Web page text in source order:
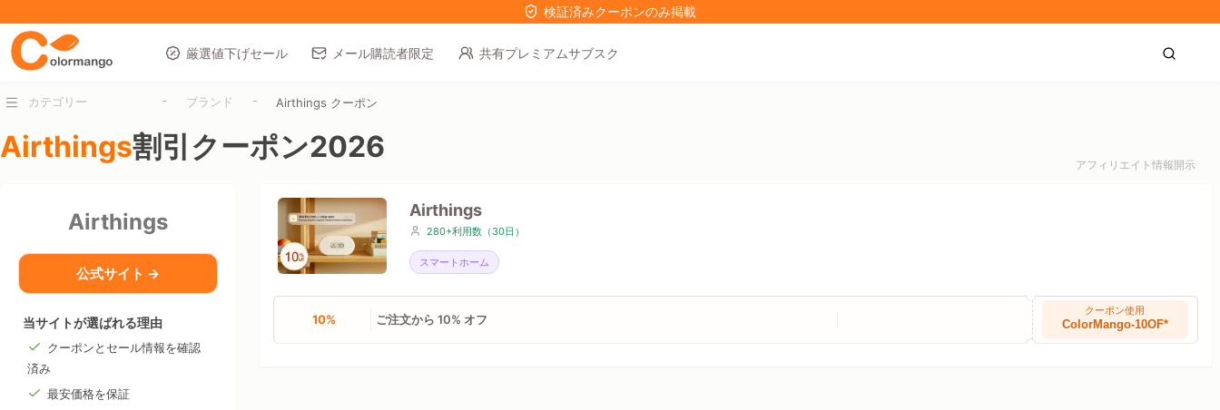
検証済みクーポンのみ掲載
厳選値下げセール メール購読者限定 共有プレミアムサブスク
カテゴリー - ブランド - Airthings クーポン
Airthings割引クーポン2026
アフィリエイト情報開示
Airthings
公式サイト →
当サイトが選ばれる理由
クーポンとセール情報を確認
済み
最安価格を保証
Airthings
280+利用数（30日）
スマートホーム
10% ご注文から 10% オフ
クーポン使用
ColorMango-10OF*